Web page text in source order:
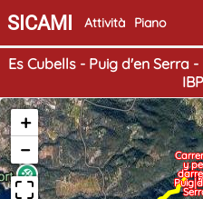
SICAMI Attività Piano
Es Cubells - Puig d'en Serra
y
Puig
+
−